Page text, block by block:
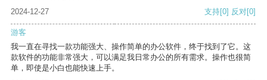
2024-12-27
支持[0] 反对[0]
游客
我一直在寻找一款功能强大、操作简单的办公软件，终于找到了它。这
款软件的功能非常强大，可以满足我日常办公的所有需求。操作也很简
单，即使是小白也能快速上手。